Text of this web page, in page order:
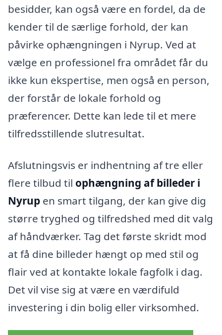
besidder, kan også være en fordel, da de
kender til de særlige forhold, der kan
påvirke ophængningen i Nyrup. Ved at
vælge en professionel fra området får du
ikke kun ekspertise, men også en person,
der forstår de lokale forhold og
præferencer. Dette kan lede til et mere
tilfredsstillende slutresultat.
Afslutningsvis er indhentning af tre eller
flere tilbud til ophængning af billeder i
Nyrup en smart tilgang, der kan give dig
større tryghed og tilfredshed med dit valg
af håndværker. Tag det første skridt mod
at få dine billeder hængt op med stil og
flair ved at kontakte lokale fagfolk i dag.
Det vil vise sig at være en værdifuld
investering i din bolig eller virksomhed.